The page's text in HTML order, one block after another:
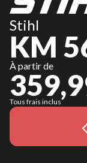
Stihl
KM
À partir de
Tous frais inclus